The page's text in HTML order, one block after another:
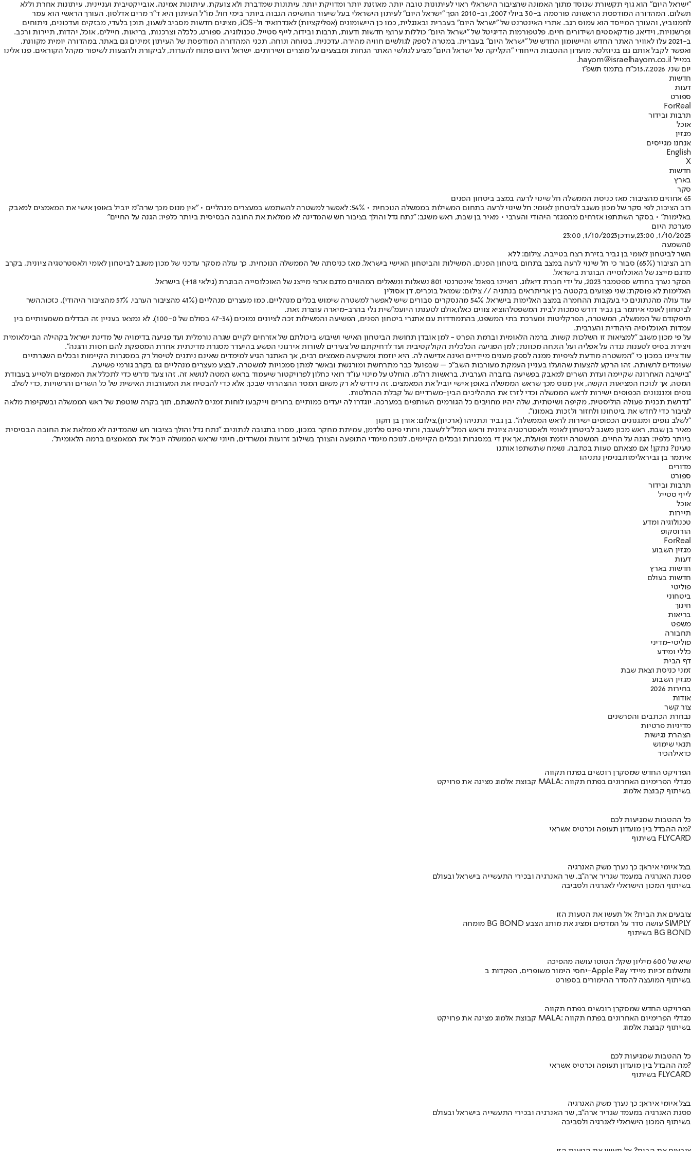
"ישראל היום" הוא גוף תקשורת שנוסד מתוך האמונה שהציבור הישראלי ראוי לעיתונות טובה יותר, מאוזנת יותר ומדויקת יותר. עיתונות שמדברת ולא צועקת. עיתונות אמינה, אובייקטיבית ועניינית. עיתונות אחרת וללא
תשלום. המהדורה המודפסת הראשונה פורסמה ב-30 ביולי 2007, וב-2010 הפך "ישראל היום" לעיתון הישראלי בעל שיעור החשיפה הגבוה ביותר בימי חול. מו"ל העיתון היא ד"ר מרים אדלסון. העורך הראשי הוא עמר
לחמנוביץ, והעורך המייסד הוא עמוס רגב. אתרי האינטרנט של "ישראל היום" בעברית ובאנגלית, כמו כן היישומונים (אפליקציות) לאנדרואיד ול-iOS, מציגים חדשות מסביב לשעון, תוכן בלעדי, מבזקים ועדכונים, ניתוחים
ופרשנויות, וידיאו, פודקאסטים ושידורים חיים. פלטפורמות הדיגיטל של "ישראל היום" כוללות ערוצי חדשות ודעות, תרבות ובידור, לייף סטייל, טכנולוגיה, ספורט, כלכלה וצרכנות, בריאות, חיילים, אוכל, יהדות, תיירות ורכב.
ב-2021 עלו לאוויר האתר החדש והיישומון החדש של "ישראל היום" בעברית, במטרה לספק לגולשים חוויה מהירה, עדכנית, בטוחה ונוחה. תכני המהדורה המודפסת של העיתון זמינים גם באתר, במהדורה יומית מקוונת,
ואפשר לקבל אותם גם בניוזלטר. מועדון ההטבות הייחודי "הקליקה של ישראל היום" מציע לגולשי האתר הנחות ומבצעים על מוצרים ושירותים. ישראל היום פתוח להערות, לביקורת ולהצעות לשיפור מקהל הקוראים. פנו אלינו
במייל hayom@israelhayom.co.il.
יום שני, 13.7.2026
כ"ח בתמוז תשפ"ו
חדשות
דעות
ספורט
ForReal
תרבות ובידור
אוכל
מגזין
אנחנו מגייסים
English
X
חדשות
בארץ
סקר
65 אחוזים מהציבור: מאז כניסת הממשלה חל שינוי לרעה במצב ביטחון הפנים
רוב הציבור, לפי סקר של מכון משגב לביטחון לאומי: חל שינוי לרעה בתחום המשילות בממשלה הנוכחית • 54%: לאפשר למשטרה להשתמש במעצרים מנהליים • "אין מנוס מכך שרה"מ יוביל באופן אישי את המאמצים למאבק
באלימות" • בסקר השתתפו אזרחים מהמגזר היהודי והערבי • מאיר בן שבת, ראש משגב: "נתח גדל והולך בציבור חש שהמדינה לא ממלאת את החובה הבסיסית ביותר כלפיו: הגנה על החיים"
מערכת היום
1/10/2023, 23:00
,עודכן1/10/2023, 23:00
0השמעה
השר לביטחון לאומי בן גביר בזירת רצח בטייבה. צילום: ללא
רוב הציבור (65%) סבור כי חל שינוי לרעה במצב בתחום ביטחון הפנים, המשילות והביטחון האישי בישראל, מאז כניסתה של הממשלה הנוכחית. כך עולה מסקר עדכני של מכון משגב לביטחון לאומי ולאסטרטגיה ציונית, בקרב
מדגם מייצג של האוכלוסייה הבוגרת בישראל.
הסקר נערך בחודש ספטמבר 2023, על ידי חברת דיאלוג. רואיינו בפאנל אינטרנטי 801 נשאלות ונשאלים המהווים מדגם ארצי מייצג של האוכלוסייה הבוגרת (גילאי 18+) בישראל.
האלימות לא פוסקת: שני פצועים בקטטה בין אריתראים בנתניה // צילום: שמואל בוכריס, דן אסולין
עוד עולה מהנתונים כי בעקבות ההחמרה במצב האלימות בישראל, 54% מהנסקרים סבורים שיש לאפשר למשטרה שימוש בכלים מנהליים, כמו מעצרים מנהליים (41% מהציבור הערבי, 57% מהציבור היהודי). כזכור,
השר
לביטחון לאומי איתמר בן גביר דורש סמכות לבית המשפטלהוציא צווים כאלו,אולם לטענתו היועמ"שית גלי בהרב-מיארה עוצרת זאת.
תיפקודם של הממשלה, המשטרה, הפרקליטות ומערכת בתי המשפט, בהתמודדות עם אתגרי ביטחון הפנים, הפשיעה והמשילות זכה לציונים נמוכים (47-34 בסולם של 100-0). לא נמצאו בעניין זה הבדלים משמעותיים בין
עמדות האוכלוסיה היהודית והערבית.
על פי מכון משגב "למציאות זו השלכות קשות, ברמה הלאומית וברמת הפרט - למן אובדן תחושת הביטחון האישי ושיבוש ביכולתם של אזרחים לקיים שגרה נורמלית ועד פגיעה בדימויה של מדינת ישראל בקהילה הבינלאומית
ויצירת בסיס לטענות נגדה על אפליה ועל הזנחה מכוונת; למן הפגיעה הכלכלית הקולקטיבית ועד לדחיקתם של צעירים לשורות אירגוני הפשע בהיעדר מסגרת מדינתית אחרת המספקת להם חסות והגנה".
עוד ציינו במכון כי "המשטרה מודעת לציפיות ממנה לספק מענים מיידיים ואינה אדישה לה. היא יוזמת ומשקיעה מאמצים רבים, אך האתגר הגיע למימדים שאינם ניתנים לטיפול רק במסגרות הקיימות ובכלים השגרתיים
שעומדים לרשותה. זהו הרקע להצעות שהועלו בעניין העמקת מעורבות השב"כ – שבפועל כבר מתרחשת ומורגשת ובאשר למתן סמכויות למשטרה, לבצע מעצרים מנהליים גם בקרב גורמי פשיעה.
"בישיבה האחרונה שקיימה ועדת השרים למאבק בפשיעה בחברה הערבית, בראשות רה"מ, הוחלט על מינוי עו"ד רואי כחלון לפרויקטור שיעמוד בראש המטה לנושא זה. זהו צעד נדרש כדי לתכלל את המאמצים ולסייע בעבודת
המטה, אך לנוכח המציאות הקשה, אין מנוס מכך שראש הממשלה באופן אישי יוביל את המאמצים. זה נידרש לא רק משום המסר ההצהרתי שבכך, אלא כדי להבטיח את המעורבות האישית של כל השרים והרשויות ,כדי לשלב
גופים ומנגנונים הכפופים ישירות לראש הממשלה וכדי לזרז את התהליכים הבין-משרדיים של קבלת ההחלטות.
"נדרשת תכנית פעולה הוליסטית, מקיפה ושיטתית, שלה יהיו מחויבים כל הגורמים השותפים במערכה. יוגדרו לה יעדים כמותיים ברורים וייקבעו לוחות זמנים להשגתם, תוך בקרה שוטפת של ראש הממשלה ובשקיפות מלאה
לציבור כדי לחדש את ביטחונו ולחזור ולזכות באמונו".
"לשלב גופים ומנגנונים הכפופים ישירות לראש הממשלה". בן גביר ונתניהו (ארכיון),צילום: אורן בן חקון
מאיר בן שבת, ראש מכון משגב לביטחון לאומי ולאסטרטגיה ציונית וראש המל״ל לשעבר, ורותי פינס פלדמן, עמיתת מחקר במכון, מסרו בתגובה לנתונים: "נתח גדל והולך בציבור חש שהמדינה לא ממלאת את החובה הבסיסית
ביותר כלפיו: הגנה על החיים. המשטרה יוזמת ופועלת, אך אין די במסגרות ובכלים הקיימים. לנוכח מימדי התופעה והצורך בשילוב זרועות ומשרדים, חיוני שראש הממשלה יוביל את המאמצים ברמה הלאומית".
טעינו? נתקן! אם מצאתם טעות בכתבה, נשמח שתשתפו אותנו
איתמר בן גביראלימותבנימין נתניהו
מדורים
ספורט
תרבות ובידור
לייף סטייל
אוכל
תיירות
טכנולוגיה ומדע
הורוסקופ
ForReal
מגזין השבוע
דעות
חדשות בארץ
חדשות בעולם
פוליטי
ביטחוני
חינוך
בריאות
משפט
תחבורה
פוליטי-מדיני
כללי ומידע
דף הבית
זמני כניסת וצאת שבת
מגזין השבוע
בחירות 2026
אודות
צור קשר
נבחרת הכתבים והפרשנים
מדיניות פרטיות
הצהרת נגישות
תנאי שימוש
כדאילהכיר
הפרויקט החדש שמסקרן רוכשים בפתח תקווה
קבוצת אלמוג מציגה את פרויקט MALA: מגדלי הפרימיום האחרונים בפתח תקווה
בשיתוף קבוצת אלמוג
כל ההטבות שמגיעות לכם
מה ההבדל בין מועדון תעופה וכרטיס אשראי?
בשיתוף FLYCARD
בצל איומי איראן: כך נערך משק האנרגיה
פסגת האנרגיה במעמד שגריר ארה"ב, שר האנרגיה ובכירי התעשייה בישראל ובעולם
בשיתוף המכון הישראלי לאנרגיה ולסביבה
צובעים את הבית? אל תעשו את הטעות הזו
מומחה BG BOND עושה סדר על המדפים ומציג את מותג הצבע SIMPLY
בשיתוף BG BOND
שיא של 600 מיליון שקל: הטוטו עושה מהפיכה
יחסי הימור משופרים, הפקדות ב-Apple Pay ותשלום זכיות מיידי
בשיתוף המועצה להסדר ההימורים בספורט
הפרויקט החדש שמסקרן רוכשים בפתח תקווה
קבוצת אלמוג מציגה את פרויקט MALA: מגדלי הפרימיום האחרונים בפתח תקווה
בשיתוף קבוצת אלמוג
כל ההטבות שמגיעות לכם
מה ההבדל בין מועדון תעופה וכרטיס אשראי?
בשיתוף FLYCARD
בצל איומי איראן: כך נערך משק האנרגיה
פסגת האנרגיה במעמד שגריר ארה"ב, שר האנרגיה ובכירי התעשייה בישראל ובעולם
בשיתוף המכון הישראלי לאנרגיה ולסביבה